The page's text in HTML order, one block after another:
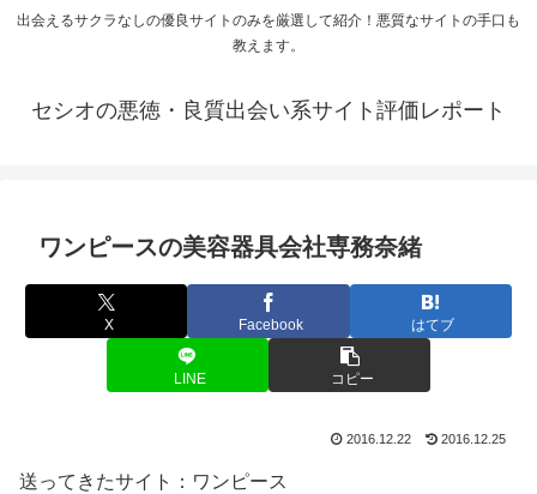
出会えるサクラなしの優良サイトのみを厳選して紹介！悪質なサイトの手口も
教えます。
セシオの悪徳・良質出会い系サイト評価レポート
ワンピースの美容器具会社専務奈緒
X Facebook はてブ
LINE コピー
2016.12.22 2016.12.25
送ってきたサイト：ワンピース